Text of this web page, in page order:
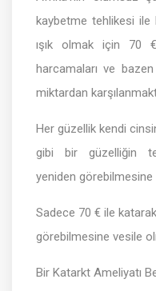
kaybetme tehlikesi ile
ışık olmak için 70
harcamaları ve
miktardan
Her güzellik kendi
gibi bir güzelliğin
yeniden
Sadece 70 € ile
görebilmesine vesile
Bir Katarkt Ameliyatı